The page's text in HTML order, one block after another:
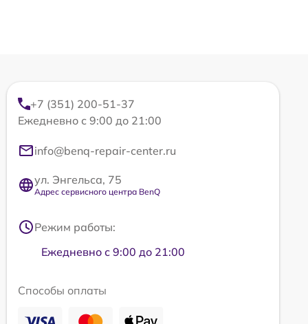
+7 (351) 200-51-37
Ежедневно с 9:00 до 21:00
info@benq-repair-center.ru
ул. Энгельса, 75
Адрес сервисного центра BenQ
Режим работы:
Ежедневно с 9:00 до 21:00
Способы оплаты